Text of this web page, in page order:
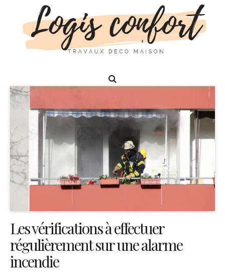
Les vérifications à effectuer
régulièrement sur une alarme
incendie